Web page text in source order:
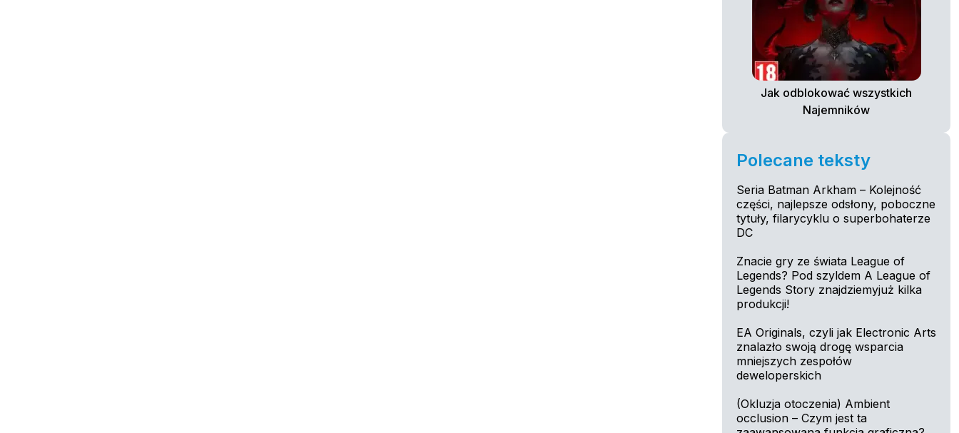
Jak odblokować wszystkich
Najemników
Polecane teksty
Seria Batman Arkham – Kolejność
części, najlepsze odsłony, poboczne
tytuły, filarycyklu o superbohaterze
DC
Znacie gry ze świata League of
Legends? Pod szyldem A League of
Legends Story znajdziemyjuż kilka
produkcji!
EA Originals, czyli jak Electronic Arts
znalazło swoją drogę wsparcia
mniejszych zespołów
deweloperskich
(Okluzja otoczenia) Ambient
occlusion – Czym jest ta